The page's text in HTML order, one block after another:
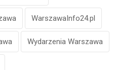
WarszawaInfo24.pl
Wydarzenia Warszawa